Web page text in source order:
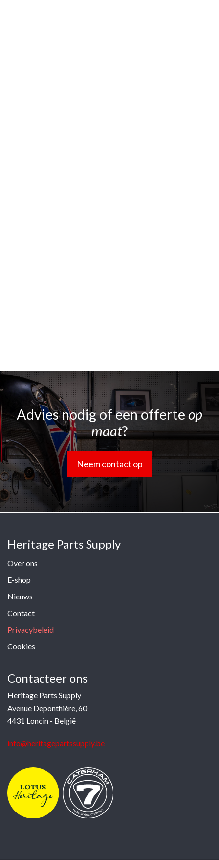
Advies nodig of een offerteop
maat?
Neem contact op
Heritage Parts Supply
Over ons
E-shop
Nieuws
Contact
Privacybeleid
Cookies
Contacteer ons
Heritage Parts Supply
Avenue Deponthière, 60
4431 Loncin - België
info@heritagepartssupply.be